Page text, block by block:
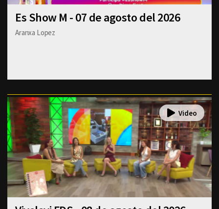
Es Show M - 07 de agosto del 2026
Aranxa Lopez